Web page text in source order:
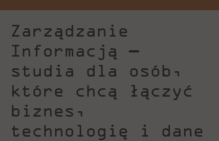
Zarządzanie
Informacją —
studia dla osób,
które chcą łączyć
biznes,
technologię i dane